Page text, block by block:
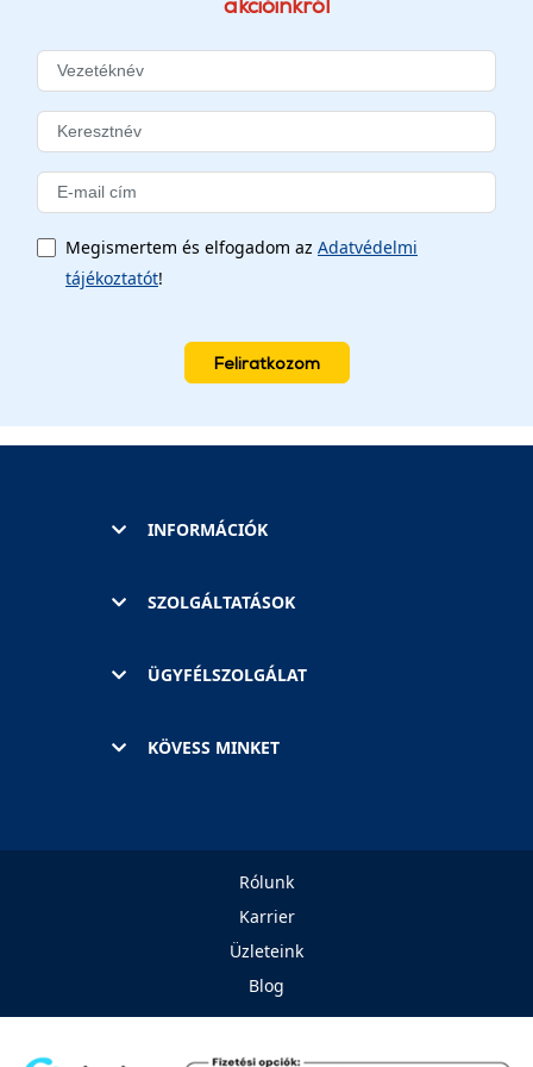
akcióinkról
Megismertem és elfogadom az Adatvédelmi
tájékoztatót!
Feliratkozom
INFORMÁCIÓK
SZOLGÁLTATÁSOK
ÜGYFÉLSZOLGÁLAT
KÖVESS MINKET
Rólunk
Karrier
Üzleteink
Blog